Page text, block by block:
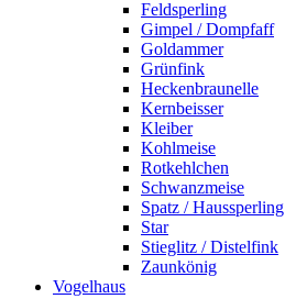
Feldsperling
Gimpel / Dompfaff
Goldammer
Grünfink
Heckenbraunelle
Kernbeisser
Kleiber
Kohlmeise
Rotkehlchen
Schwanzmeise
Spatz / Haussperling
Star
Stieglitz / Distelfink
Zaunkönig
Vogelhaus